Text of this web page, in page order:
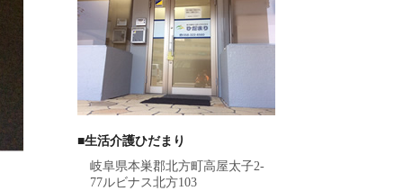
■生活介護ひだまり
岐阜県本巣郡北方町高屋太子2-
77ルビナス北方103